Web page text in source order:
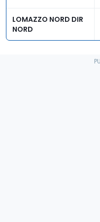
LOMAZZO NORD DIR
NORD